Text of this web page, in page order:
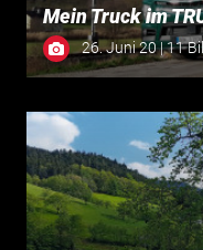
Mein Truck im
26. Juni 20 | 11